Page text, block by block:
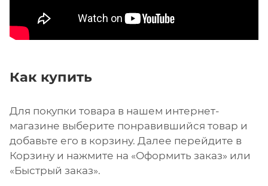
Как купить
Для покупки товара в нашем интернет-
магазине выберите понравившийся товар и
добавьте его в корзину. Далее перейдите в
Корзину и нажмите на «Оформить заказ» или
«Быстрый заказ».